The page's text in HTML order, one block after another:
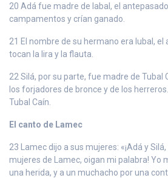
20 Adá fue madre de Iabal, el
campamentos y crían ganado.
21 El nombre de su hermano era Iubal, el
tocan la lira y la flauta.
22 Silá, por su parte, fue madre de Tubal
los forjadores de bronce y de los
Tubal Caín.
El canto de Lamec
23 Lamec dijo a sus mujeres: «¡Adá y
mujeres de Lamec, oigan mi palabra! Yo
una herida, y a un muchacho por una